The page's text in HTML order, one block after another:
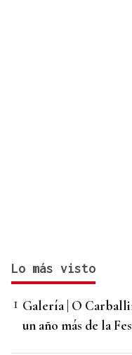
Lo más visto
Galería | O
un año más de la